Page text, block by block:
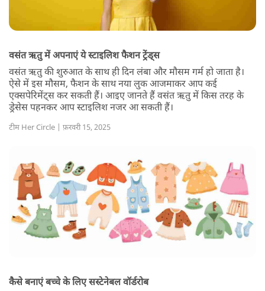
वसंत ऋतु में अपनाएं ये स्टाइलिश फैशन ट्रेंड्स
वसंत ऋतु की शुरुआत के साथ ही दिन लंबा और मौसम गर्म हो जाता है।
ऐसे में इस मौसम, फैशन के साथ नया लुक आजमाकर आप कई
एक्सपेरिमेंट्स कर सकती हैं। आइए जानते हैं वसंत ऋतु में किस तरह के
ड्रेसेस पहनकर आप स्टाइलिश नजर आ सकती हैं।
टीम Her Circle | फ़रवरी 15, 2025
कैसे बनाएं बच्चे के लिए सस्टेनेबल वॉर्डरोब